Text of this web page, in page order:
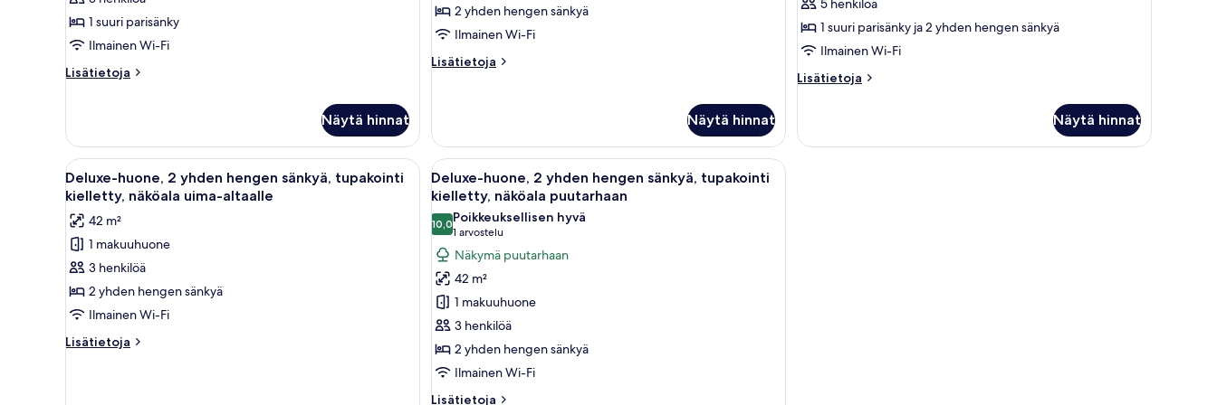
parisänky,
tupakointi
kielletty,
näköala
kuvat
1 suuri parisänky
Ilmainen Wi-Fi
Lisätietoja
Lisätietoja
1
suuri
parisänky,
tupakointi
kielletty,
näköala
uima-
altaalle
Näytä hinnat
hengen
sänkyä,
kielletty,
2 yhden hengen sänkyä
Ilmainen Wi-Fi
Lisätietoja
Lisätietoja
yhden
hengen
sänkyä,
tupakointi
kielletty,
terassi
Näytä hinnat
kielletty
kuvat
5 henkilöä
1 suuri parisänky ja 2 yhden hengen sänkyä
Ilmainen Wi-Fi
Lisätietoja
Lisätietoja
sänkyjä,
Näytä hinnat
Avaa
kaikki
huonetyypin
Deluxe-
huone,
2
yhden
hengen
sänkyä,
tupakointi
Hotellihuone, jossa on sänky, yöpöytä, lamppu ja tuoli.
6
Deluxe-huone, 2 yhden hengen sänkyä, tupakointi
kielletty, näköala uima-altaalle
42 m²
1 makuuhuone
3 henkilöä
2 yhden hengen sänkyä
Ilmainen Wi-Fi
Lisätietoja
Lisätietoja
Avaa
kaikki
huonetyypin
Deluxe-
huone,
2
yhden
hengen
sänkyä,
tupakointi
kielletty,
näköala
Moderni kylpyhuone, jossa on suuri peili, pesuallas ja suihkutila.
10
Deluxe-huone, 2 yhden hengen sänkyä, tupakointi
kielletty, näköala puutarhaan
10,010,0 kautta 10
Poikkeuksellisen hyvä
1 arvostelu
(1
arvostelu)
Näkymä puutarhaan
42 m²
1 makuuhuone
3 henkilöä
2 yhden hengen sänkyä
Ilmainen Wi-Fi
Lisätietoja
Lisätietoja